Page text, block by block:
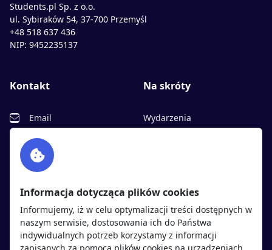
Students.pl Sp. z o.o.
ul. Sybiraków 54, 37-700 Przemyśl
+48 518 637 436
NIP: 9452235137
Kontakt
Email
Facebook
Twitter
Na skróty
Wydarzenia
Polityka cookies
Polityka prywatności
Kandydaci Pracodawcy
Informacja dotycząca plików cookies
Informujemy, iż w celu optymalizacji treści dostępnych w
naszym serwisie, dostosowania ich do Państwa
indywidualnych potrzeb korzystamy z informacji